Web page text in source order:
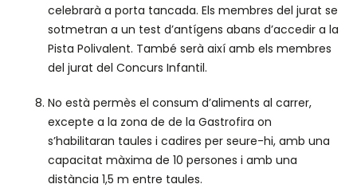
celebrarà a porta tancada. Els membres del jurat se
sotmetran a un test d’antígens abans d’accedir a la
Pista Polivalent. També serà així amb els membres
del jurat del Concurs Infantil.
No està permès el consum d’aliments al carrer,
excepte a la zona de de la Gastrofira on
s’habilitaran taules i cadires per seure-hi, amb una
capacitat màxima de 10 persones i amb una
distància 1,5 m entre taules.